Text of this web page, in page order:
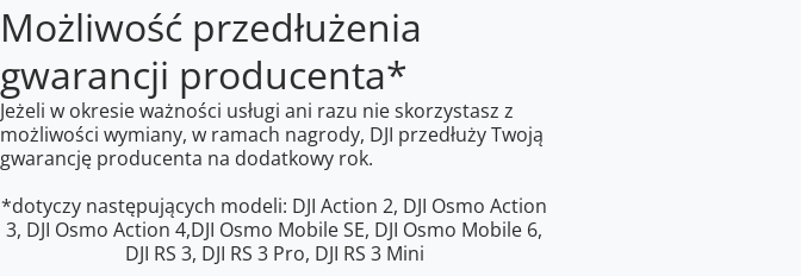
Możliwość przedłużenia
gwarancji producenta*
Jeżeli w okresie ważności usługi ani razu nie skorzystasz z
możliwości wymiany, w ramach nagrody, DJI przedłuży Twoją
gwarancję producenta na dodatkowy rok.
*dotyczy następujących modeli: DJI Action 2, DJI Osmo Action
3, DJI Osmo Action 4,DJI Osmo Mobile SE, DJI Osmo Mobile 6,
DJI RS 3, DJI RS 3 Pro, DJI RS 3 Mini